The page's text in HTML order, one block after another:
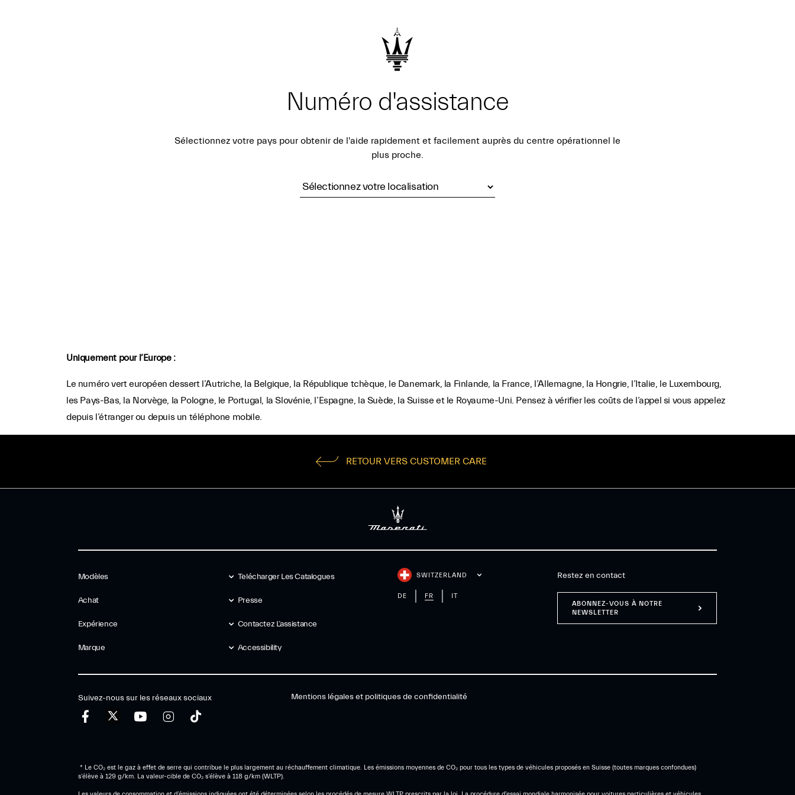
Numéro d'assistance
Sélectionnez votre pays pour obtenir de l'aide rapidement et facilement auprès du centre opérationnel le
plus proche.
Uniquement pour l’Europe :
Le numéro vert européen dessert l’Autriche, la Belgique, la République tchèque, le Danemark, la Finlande, la France, l’Allemagne, la Hongrie, l’Italie, le Luxembourg,
les Pays-Bas, la Norvège, la Pologne, le Portugal, la Slovénie, l’Espagne, la Suède, la Suisse et le Royaume-Uni. Pensez à vérifier les coûts de l’appel si vous appelez
depuis l’étranger ou depuis un téléphone mobile.
RETOUR VERS CUSTOMER CARE
Modèles
Achat
Expérience
Marque
Telécharger Les Catalogues
Presse
Contactez L’assistance
Accessibility
SWITZERLAND
DE FR IT
Restez en contact
ABONNEZ-VOUS À NOTRE
NEWSLETTER
Suivez-nous sur les réseaux sociaux Mentions légales et politiques de confidentialité
* Le CO₂ est le gaz à effet de serre qui contribue le plus largement au réchauffement climatique. Les émissions moyennes de CO₂ pour tous les types de véhicules proposés en Suisse (toutes marques confondues)
s’élève à 129 g/km. La valeur-cible de CO₂ s’élève à 118 g/km (WLTP).